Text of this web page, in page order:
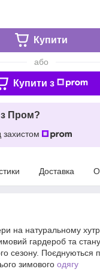
Купити
або
Купити з
з Пром?
захистом
Доставка
на натуральному
гардероб та
сезону. Поєднуються
зимового одягу